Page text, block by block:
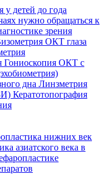
у детей до года
нужно обращаться к
зрения
ОКТ глаза
Гониоскопия ОКТ с
дна Линзметрия
Кератотопография
нижних век
азиатского века в